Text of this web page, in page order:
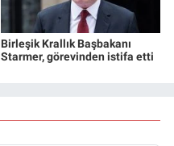
Birleşik Krallık Başbakanı
Starmer, görevinden istifa etti